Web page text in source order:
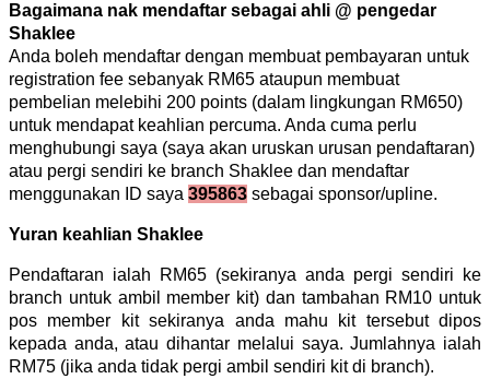
Bagaimana nak mendaftar sebagai ahli @ pengedar
Shaklee
Anda boleh mendaftar dengan membuat pembayaran untuk
registration fee sebanyak RM65 ataupun membuat
pembelian melebihi 200 points (dalam lingkungan RM650)
untuk mendapat keahlian percuma. Anda cuma perlu
menghubungi saya (saya akan uruskan urusan pendaftaran)
atau pergi sendiri ke branch Shaklee dan mendaftar
menggunakan ID saya 395863 sebagai sponsor/upline.
Yuran keahlian Shaklee
Pendaftaran ialah RM65 (sekiranya anda pergi sendiri ke
branch untuk ambil member kit) dan tambahan RM10 untuk
pos member kit sekiranya anda mahu kit tersebut dipos
kepada anda, atau dihantar melalui saya. Jumlahnya ialah
RM75 (jika anda tidak pergi ambil sendiri kit di branch).